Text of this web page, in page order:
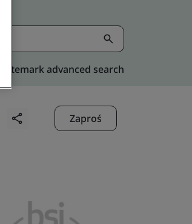
Kitemark advanced search
Zaproś